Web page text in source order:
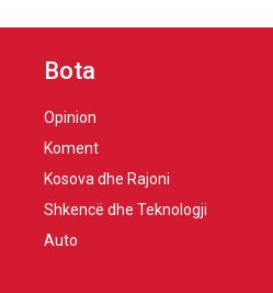
Bota
Opinion
Koment
Kosova dhe Rajoni
Shkencë dhe Teknologji
Auto